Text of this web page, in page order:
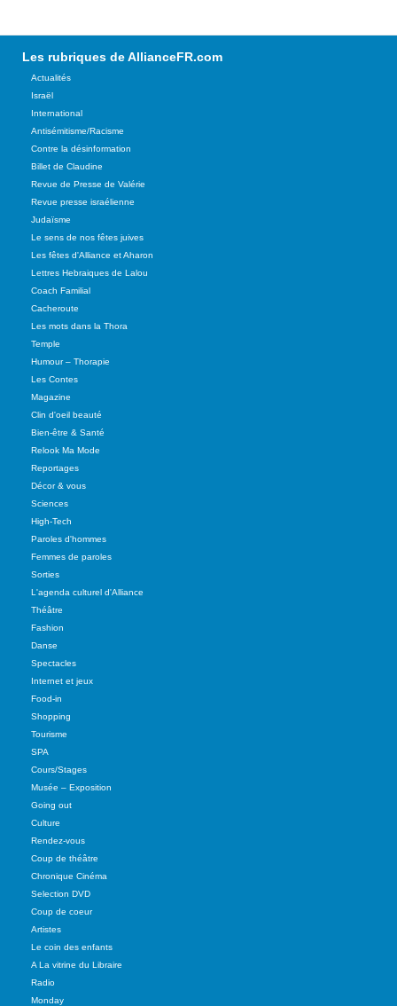
Les rubriques de AllianceFR.com
Actualités
Israël
International
Antisémitisme/Racisme
Contre la désinformation
Billet de Claudine
Revue de Presse de Valérie
Revue presse israélienne
Judaïsme
Le sens de nos fêtes juives
Les fêtes d'Alliance et Aharon
Lettres Hebraiques de Lalou
Coach Familial
Cacheroute
Les mots dans la Thora
Temple
Humour – Thorapie
Les Contes
Magazine
Clin d'oeil beauté
Bien-être & Santé
Relook Ma Mode
Reportages
Décor & vous
Sciences
High-Tech
Paroles d'hommes
Femmes de paroles
Sorties
L'agenda culturel d'Alliance
Théâtre
Fashion
Danse
Spectacles
Internet et jeux
Food-in
Shopping
Tourisme
SPA
Cours/Stages
Musée – Exposition
Going out
Culture
Rendez-vous
Coup de théâtre
Chronique Cinéma
Selection DVD
Coup de coeur
Artistes
Le coin des enfants
A La vitrine du Libraire
Radio
Monday